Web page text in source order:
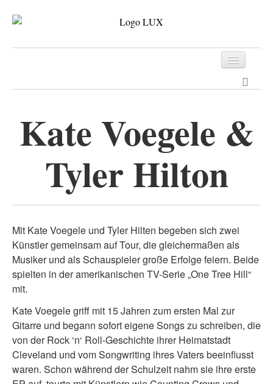
Archiv
Kontakt
Kate Voegele &
Tyler Hilton
Mit Kate Voegele und Tyler Hilten begeben sich zwei
Künstler gemeinsam auf Tour, die gleichermaßen als
Musiker und als Schauspieler große Erfolge feiern. Beide
spielten in der amerikanischen TV-Serie „One Tree Hill“
mit.
Kate Voegele griff mit 15 Jahren zum ersten Mal zur
Gitarre und begann sofort eigene Songs zu schreiben, die
von der Rock ‘n‘ Roll-Geschichte ihrer Heimatstadt
Cleveland und vom Songwriting ihres Vaters beeinflusst
waren. Schon während der Schulzeit nahm sie ihre erste